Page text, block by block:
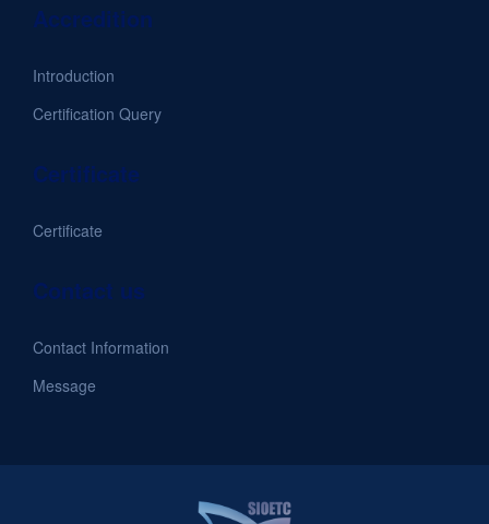
Accredition
Introduction
Certification Query
Certificate
Certificate
Contact us
Contact Information
Message